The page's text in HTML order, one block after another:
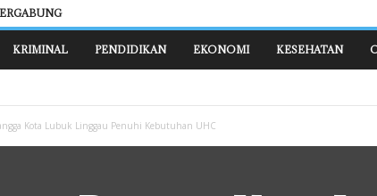
KRIMINAL PENDIDIKAN EKONOMI KESEHATAN
Kota Lubuk Linggau Penuhi Kebutuhan UHC